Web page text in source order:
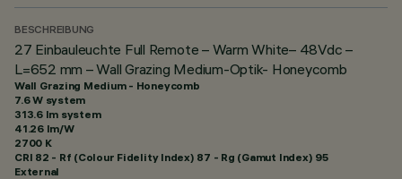
BESCHREIBUNG
27 Einbauleuchte Full Remote – Warm White– 48Vdc –
L=652 mm – Wall Grazing Medium-Optik- Honeycomb
Wall Grazing Medium - Honeycomb
7.6 W system
313.6 lm system
41.26 lm/W
2700 K
CRI 82 - Rf (Colour Fidelity Index) 87 - Rg (Gamut Index) 95
External